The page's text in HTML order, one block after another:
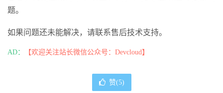
题。
如果问题还未能解决，请联系售后技术支持。
AD： 【欢迎关注站长微信公众号：Devcloud】
赞(5)